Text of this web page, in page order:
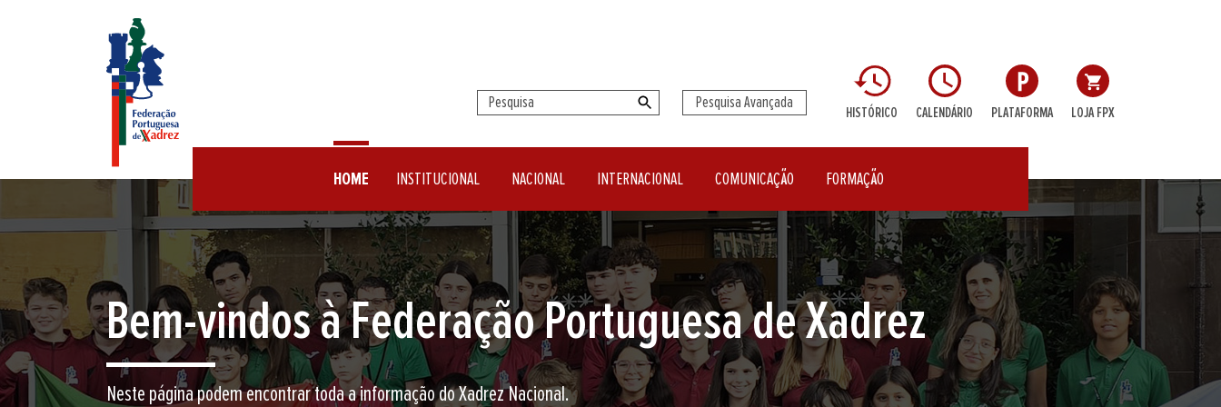
Pesquisa Avançada
HISTÓRICO CALENDÁRIO PLATAFORMA LOJA FPX
HOME INSTITUCIONAL NACIONAL INTERNACIONAL COMUNICAÇÃO FORMAÇÃO
Encontre aqui o seu clube de Xadrez
Junte-se a nós neste jogo milenar